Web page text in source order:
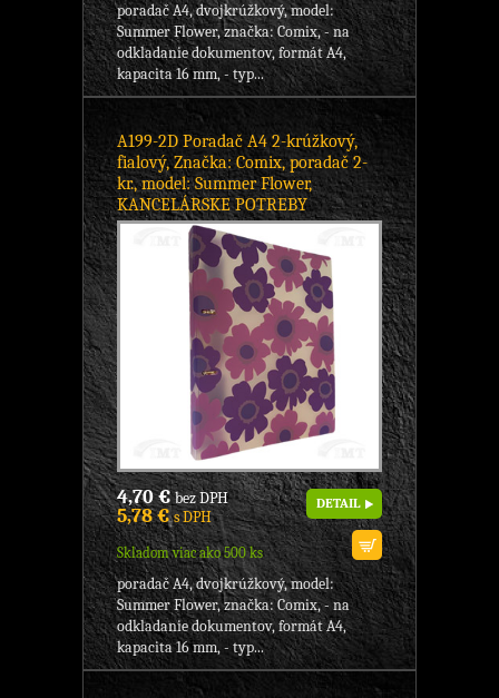
poradač A4, dvojkrúžkový, model:
Summer Flower, značka: Comix, - na
odkladanie dokumentov, formát A4,
kapacita 16 mm, - typ...
A199-2D Poradač A4 2-krúžkový,
fialový, Značka: Comix, poradač 2-
kr., model: Summer Flower,
KANCELÁRSKE POTREBY
4,70 €bez DPH
5,78 €s DPH
Skladom viac ako 500 ks
DETAIL
poradač A4, dvojkrúžkový, model:
Summer Flower, značka: Comix, - na
odkladanie dokumentov, formát A4,
kapacita 16 mm, - typ...